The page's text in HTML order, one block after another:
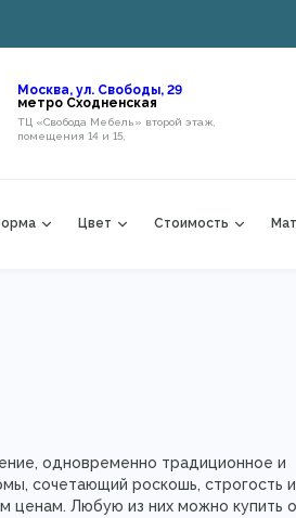
Москва, ул. Свободы, 29
метро Сходненская
ТЦ «Свобода Мебель» второй этаж,
помещения 14 и 15,
Цвет Стоимость
одновременно традиционное и
сочетающий роскошь, строгость
Любую из них можно купить